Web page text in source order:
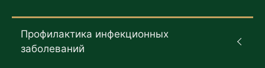
Профилактика инфекционных
заболеваний